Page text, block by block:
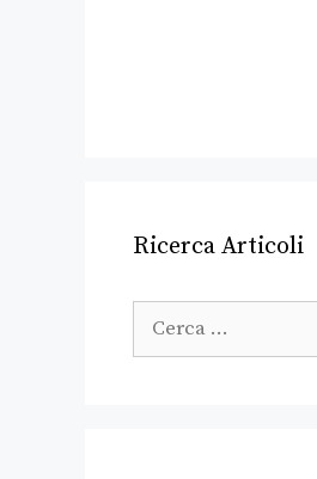
Ricerca Articoli